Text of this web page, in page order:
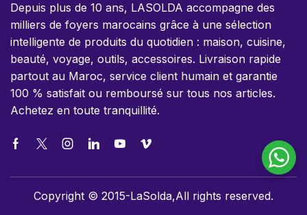
Depuis plus de 10 ans, LASOLDA accompagne des
milliers de foyers marocains grâce à une sélection
intelligente de produits du quotidien : maison, cuisine,
beauté, voyage, outils, accessoires. Livraison rapide
partout au Maroc, service client humain et garantie
100 % satisfait ou remboursé sur tous nos articles.
Achetez en toute tranquillité.
Copyright © 2015-LaSolda,All rights reserved.